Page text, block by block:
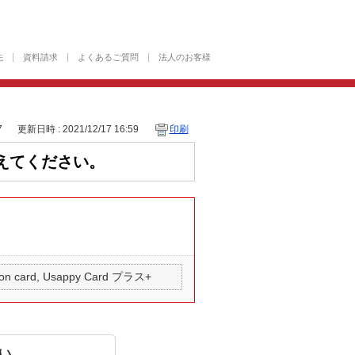
資料請求 よくあるご質問 法人のお客様
更新日時 : 2021/12/17 16:59 印刷
ください。
card, Usappy Card プラス+